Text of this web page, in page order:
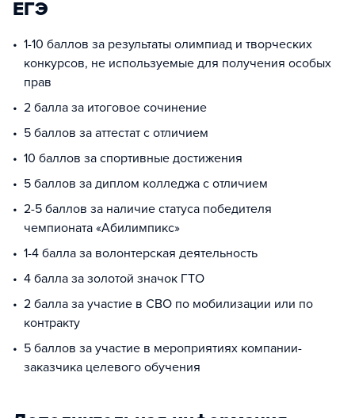
ЕГЭ
1-10 баллов за результаты олимпиад и творческих
конкурсов, не используемые для получения особых
прав
2 балла за итоговое сочинение
5 баллов за аттестат с отличием
10 баллов за спортивные достижения
5 баллов за диплом колледжа с отличием
2-5 баллов за наличие статуса победителя
чемпионата «Абилимпикс»
1-4 балла за волонтерская деятельность
4 балла за золотой значок ГТО
2 балла за участие в СВО по мобилизации или по
контракту
5 баллов за участие в мероприятиях компании-
заказчика целевого обучения